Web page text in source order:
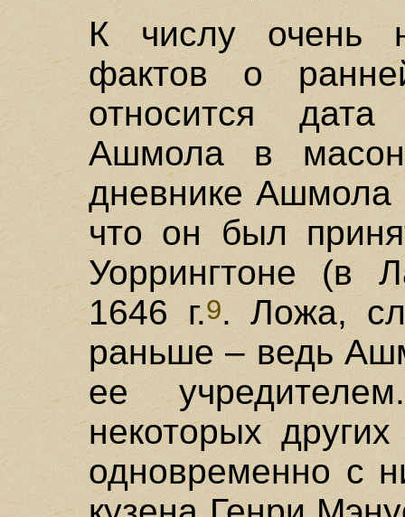
К числу очень
фактов о
относится
Ашмола в
дневнике Ашмола
что он был
Уоррингтоне (в
1646 г.9. Ложа,
раньше – ведь
ее
некоторых
одновременно с